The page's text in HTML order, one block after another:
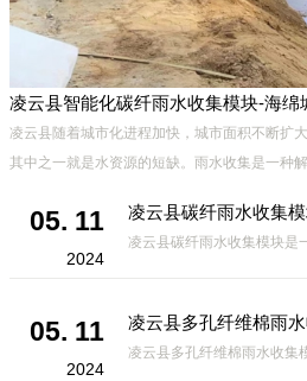
凌云县智能化碳纤雨水收集模块-海
凌云县随着城市化进程加快，城市面积不断扩
其中之一就是水资源的短缺。雨水收集是一种
05. 11
2024
凌云县碳纤雨水收集
05. 11
2024